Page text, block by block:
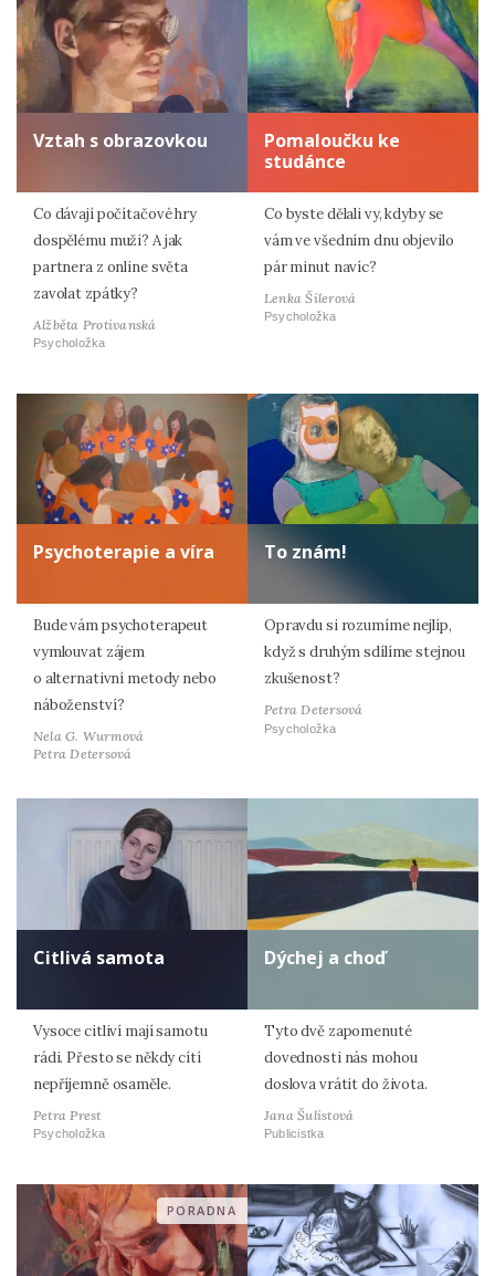
Vztah s obrazovkou
Co dávají počítačové hry
dospělému muži? A jak
partnera z online světa
zavolat zpátky?
Alžběta Protivanská
Psycholožka
Pomaloučku ke
studánce
Co byste dělali vy, kdyby se
vám ve všedním dnu objevilo
pár minut navíc?
Lenka Šilerová
Psycholožka
Psychoterapie a víra
Bude vám psychoterapeut
vymlouvat zájem
o alternativní metody nebo
náboženství?
Nela G. Wurmová
Petra Detersová
To znám!
Opravdu si rozumíme nejlíp,
když s druhým sdílíme stejnou
zkušenost?
Petra Detersová
Psycholožka
Citlivá samota
Vysoce citliví mají samotu
rádi. Přesto se někdy cítí
nepříjemně osaměle.
Petra Prest
Psycholožka
Dýchej a choď
Tyto dvě zapomenuté
dovednosti nás mohou
doslova vrátit do života.
Jana Šulistová
Publicistka
PORADNA